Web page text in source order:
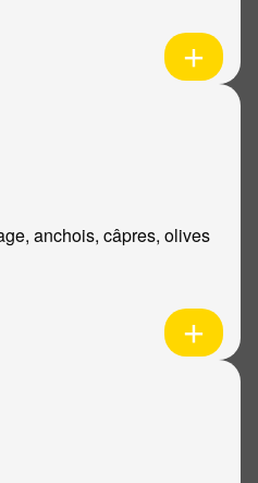
anchois, câpres, olives